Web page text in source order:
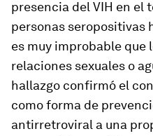
presencia del VIH en el
personas seropositivas
es muy improbable que
relaciones sexuales o
hallazgo confirmó el
como forma de
antirretroviral a una